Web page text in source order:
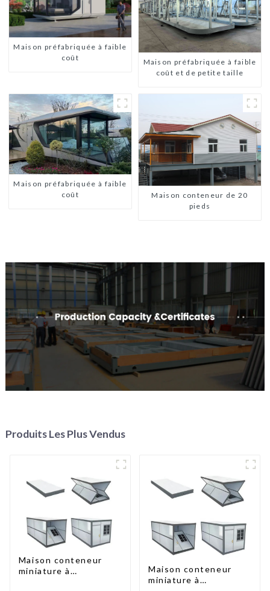
Maison préfabriquée à faible
coût
Maison préfabriquée à faible
coût et de petite taille
Maison préfabriquée à faible
coût
Maison conteneur de 20
pieds
Produits Les Plus Vendus
Maison conteneur
miniature à
Maison conteneur
miniature à